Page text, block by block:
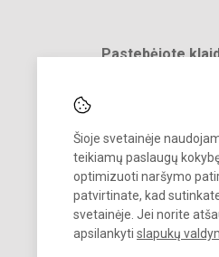
Šioje svetainėje
teikiamų paslaugų
optimizuoti naršymo
patvirtinate, kad
svetainėje. Jei norite
apsilankyti slapukų
Pastebėjote
© 2024. Alytaus r. Daugų
Kopijuoti turinį be raštiško